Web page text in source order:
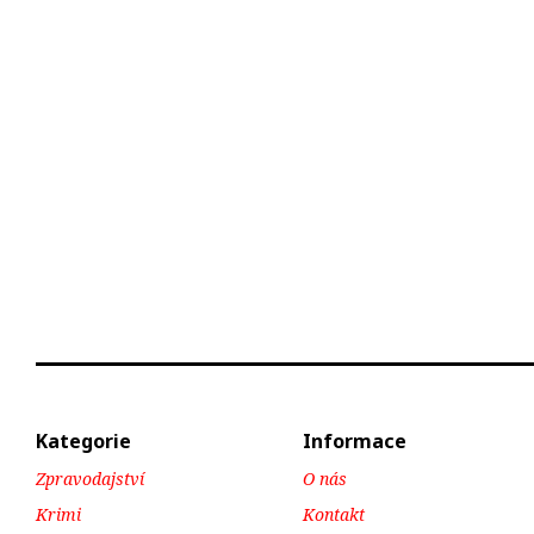
Kategorie
Zpravodajství
Krimi
Informace
O nás
Kontakt